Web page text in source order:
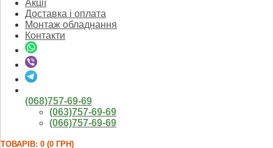
Акції
Доставка і оплата
Монтаж обладнання
Контакти
(068)757-69-69
(063)757-69-69
(066)757-69-69
ТОВАРІВ: 0 (0 ГРН)